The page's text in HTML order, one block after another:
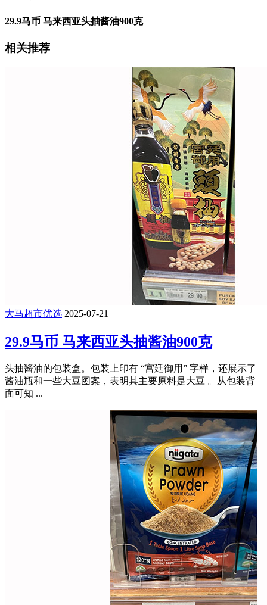
29.9马币 马来西亚头抽酱油900克
相关推荐
大马超市优选 2025-07-21
29.9马币 马来西亚头抽酱油900克
头抽酱油的包装盒。包装上印有 “宫廷御用” 字样，还展示了
酱油瓶和一些大豆图案，表明其主要原料是大豆 。从包装背
面可知 ...